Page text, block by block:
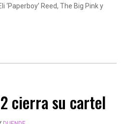
‘Paperboy’ Reed, The Big Pink y
cierra su cartel